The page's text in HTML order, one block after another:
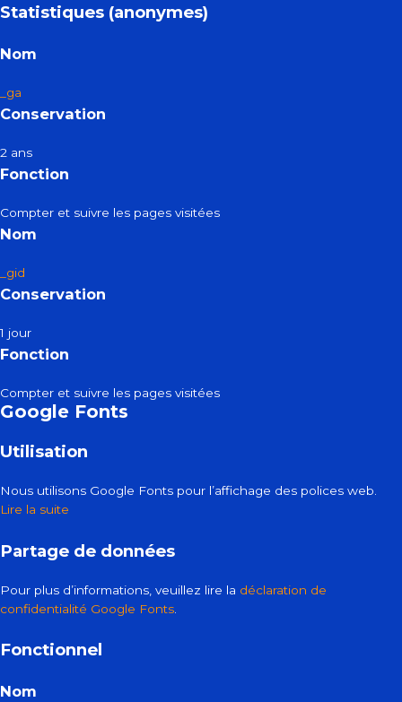
Statistiques (anonymes)
Nom
_ga
Conservation
2 ans
Fonction
Compter et suivre les pages visitées
Nom
_gid
Conservation
1 jour
Fonction
Compter et suivre les pages visitées
Google Fonts
Utilisation
Nous utilisons Google Fonts pour l’affichage des polices web.
Lire la suite
Partage de données
Pour plus d’informations, veuillez lire la déclaration de
confidentialité Google Fonts
Fonctionnel
Nom